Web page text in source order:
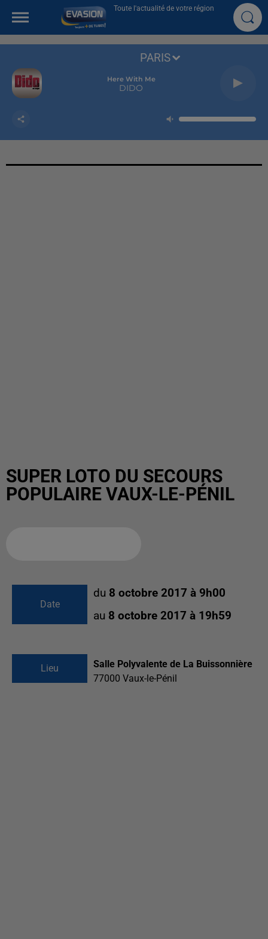
Toute l'actualité de votre région
Here With Me
DIDO
PARIS
SUPER LOTO DU SECOURS
POPULAIRE VAUX-LE-PÉNIL
Date
du 8 octobre 2017 à 9h00
au 8 octobre 2017 à 19h59
Lieu
Salle Polyvalente de La Buissonnière
77000 Vaux-le-Pénil